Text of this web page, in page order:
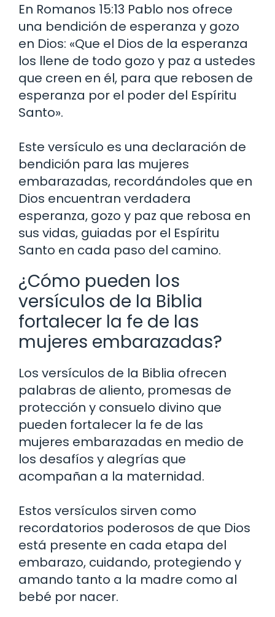
En Romanos 15:13 Pablo nos ofrece
una bendición de esperanza y gozo
en Dios: «Que el Dios de la esperanza
los llene de todo gozo y paz a ustedes
que creen en él, para que rebosen de
esperanza por el poder del Espíritu
Santo».
Este versículo es una declaración de
bendición para las mujeres
embarazadas, recordándoles que en
Dios encuentran verdadera
esperanza, gozo y paz que rebosa en
sus vidas, guiadas por el Espíritu
Santo en cada paso del camino.
¿Cómo pueden los
versículos de la Biblia
fortalecer la fe de las
mujeres embarazadas?
Los versículos de la Biblia ofrecen
palabras de aliento, promesas de
protección y consuelo divino que
pueden fortalecer la fe de las
mujeres embarazadas en medio de
los desafíos y alegrías que
acompañan a la maternidad.
Estos versículos sirven como
recordatorios poderosos de que Dios
está presente en cada etapa del
embarazo, cuidando, protegiendo y
amando tanto a la madre como al
bebé por nacer.